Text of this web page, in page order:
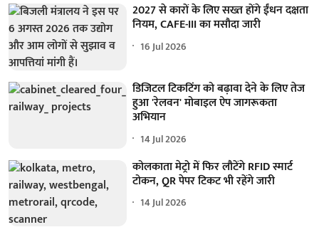
2027 से कारों के लिए सख्त होंगे ईंधन दक्षता
नियम, CAFE-III का मसौदा जारी
16 Jul 2026
डिजिटल टिकटिंग को बढ़ावा देने के लिए तेज
हुआ 'रेलवन' मोबाइल ऐप जागरूकता
अभियान
14 Jul 2026
कोलकाता मेट्रो में फिर लौटेंगे RFID स्मार्ट
टोकन, QR पेपर टिकट भी रहेंगे जारी
14 Jul 2026